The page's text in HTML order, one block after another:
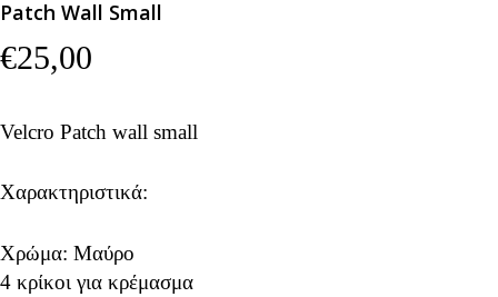
Patch Wall Small
€25,00
Velcro Patch wall small
Χαρακτηριστικά:
Χρώμα: Μαύρο
4 κρίκοι για κρέμασμα